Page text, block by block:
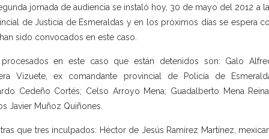
jornada de audiencia se instaló hoy, 30 de mayo del 2012 a
de Justicia de Esmeraldas y en los próximos días se espera
sido convocados en este caso.
en este caso que están detenidos son: Galo
Vizuete, ex comandante provincial de Policía de
Cedeño Cortés; Celso Arroyo Mena; Guadalberto Mena
Javier Muñoz Quiñones.
que tres inculpados: Héctor de Jesús Ramírez Martínez,